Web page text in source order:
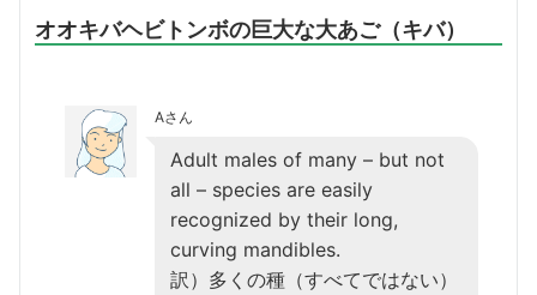
オオキバヘビトンボの巨大な大あご（キバ）
Aさん
Adult males of many – but not
all – species are easily
recognized by their long,
curving mandibles.
訳）多くの種（すべてではない）